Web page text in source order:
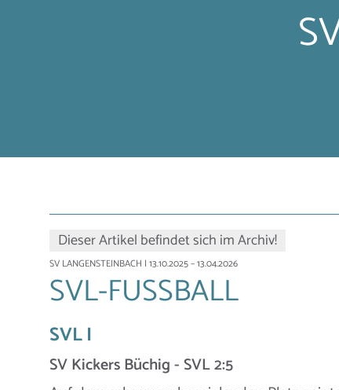
Dieser Artikel befindet sich im Archiv!
SV LANGENSTEINBACH | 13.10.2025 – 13.04.2026
SVL-FUSSBALL
SVL I
SV Kickers Büchig - SVL 2:5